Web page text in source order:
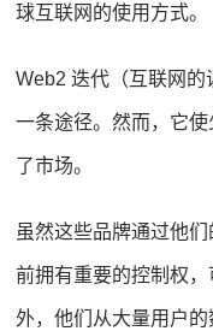
球互联网的使用方式。
Web2 迭代（互联网的
一条途径。然而，它
了市场。
虽然这些品牌通过他
前拥有重要的控制权
外，他们从大量用户